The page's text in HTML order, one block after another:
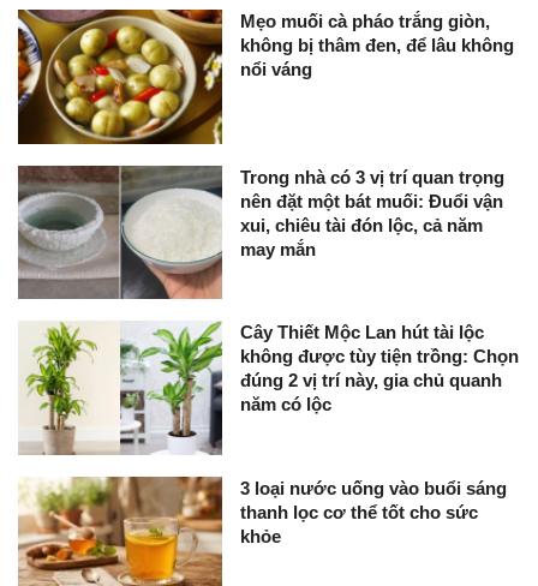
Mẹo muối cà pháo trắng giòn,
không bị thâm đen, để lâu không
nổi váng
Trong nhà có 3 vị trí quan trọng
nên đặt một bát muối: Đuổi vận
xui, chiêu tài đón lộc, cả năm
may mắn
Cây Thiết Mộc Lan hút tài lộc
không được tùy tiện trồng: Chọn
đúng 2 vị trí này, gia chủ quanh
năm có lộc
3 loại nước uống vào buổi sáng
thanh lọc cơ thể tốt cho sức
khỏe